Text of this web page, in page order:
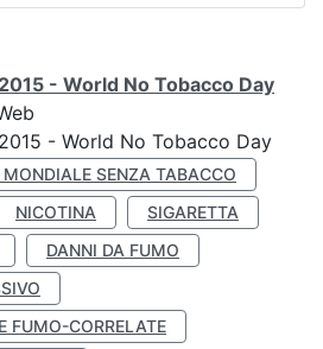
2015 - World No Tobacco Day
2015 - World No Tobacco Day
MONDIALE SENZA TABACCO
NICOTINA
SIGARETTA
DANNI DA FUMO
FUMO-CORRELATE